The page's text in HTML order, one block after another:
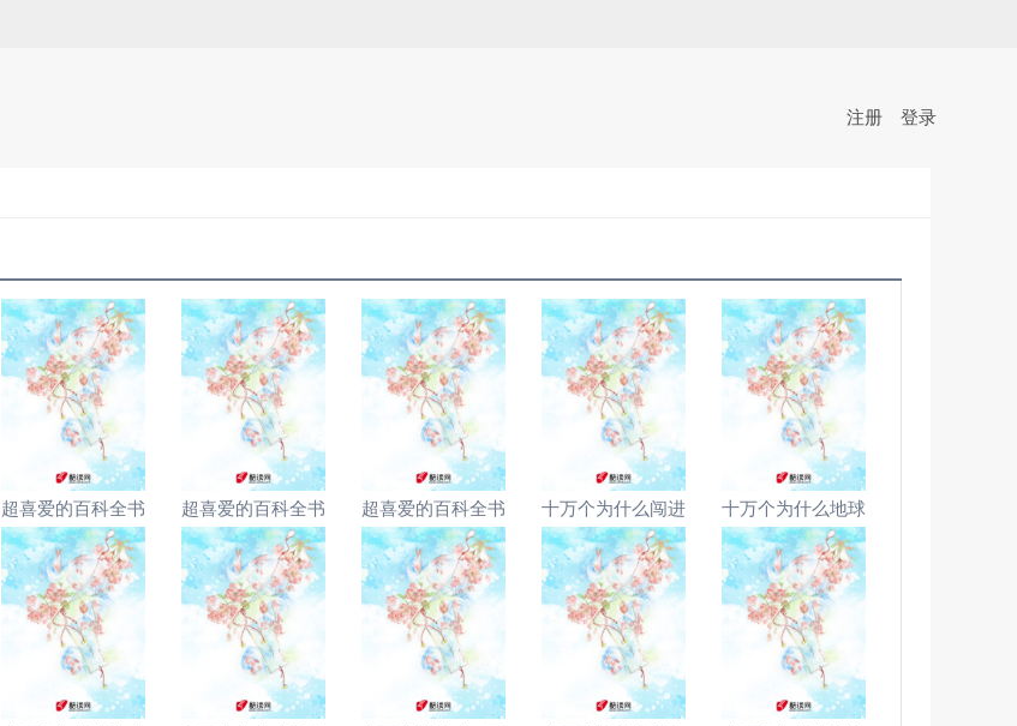
注册 登录
超喜爱的百科全书 超喜爱的百科全书 超喜爱的百科全书 十万个为什么闯进 十万个为什么地球